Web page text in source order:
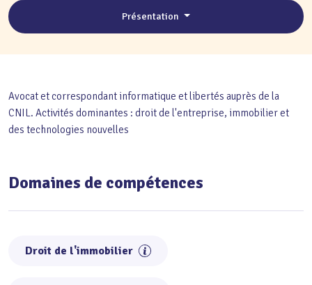
Présentation
Avocat et correspondant informatique et libertés auprès de la
CNIL. Activités dominantes : droit de l'entreprise, immobilier et
des technologies nouvelles
Domaines de compétences
Droit de l'immobilier